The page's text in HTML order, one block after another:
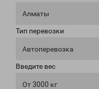
Алматы
Тип перевозки
Автоперевозка
Введите вес
От 3000 кг